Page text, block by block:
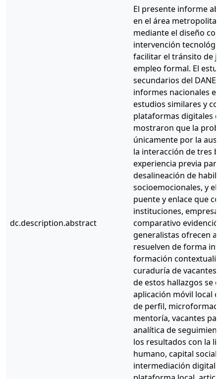
dc.description.abstract
El presente informe
en el área
mediante el diseño
intervención
facilitar el tránsito de
empleo formal. El
secundarios del
informes nacionales e
estudios similares y
plataformas digitales
mostraron que la
únicamente por la
la interacción de tres
experiencia previa
desalineación de
socioemocionales, y el
puente y enlace que
instituciones,
comparativo evidenció
generalistas ofrecen
resuelven de forma
formación
curaduría de vacantes
de estos hallazgos se
aplicación móvil local
de perfil,
mentoría, vacantes
analítica de
los resultados con la
humano, capital
intermediación digital.